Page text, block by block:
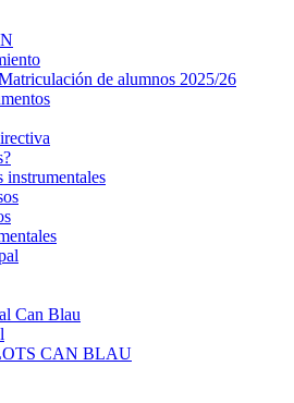
de alumnos 2025/26
instrumentales
Can Blau
CAN BLAU